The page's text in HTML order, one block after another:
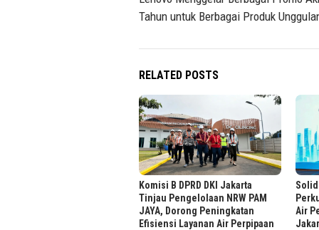
Tahun untuk Berbagai Produk
RELATED POSTS
Komisi B DPRD DKI Jakarta
Tinjau Pengelolaan NRW PAM
JAYA, Dorong Peningkatan
Efisiensi Layanan Air Perpipaan
Air